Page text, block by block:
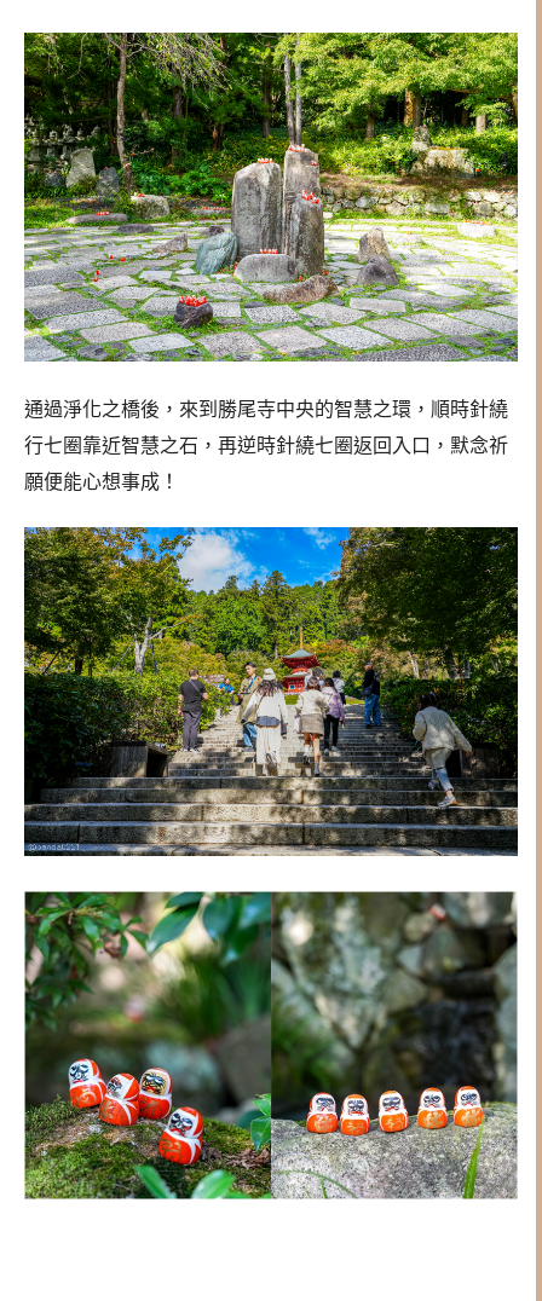
通過淨化之橋後，來到勝尾寺中央的智慧之環，順時針繞
行七圈靠近智慧之石，再逆時針繞七圈返回入口，默念祈
願便能心想事成！